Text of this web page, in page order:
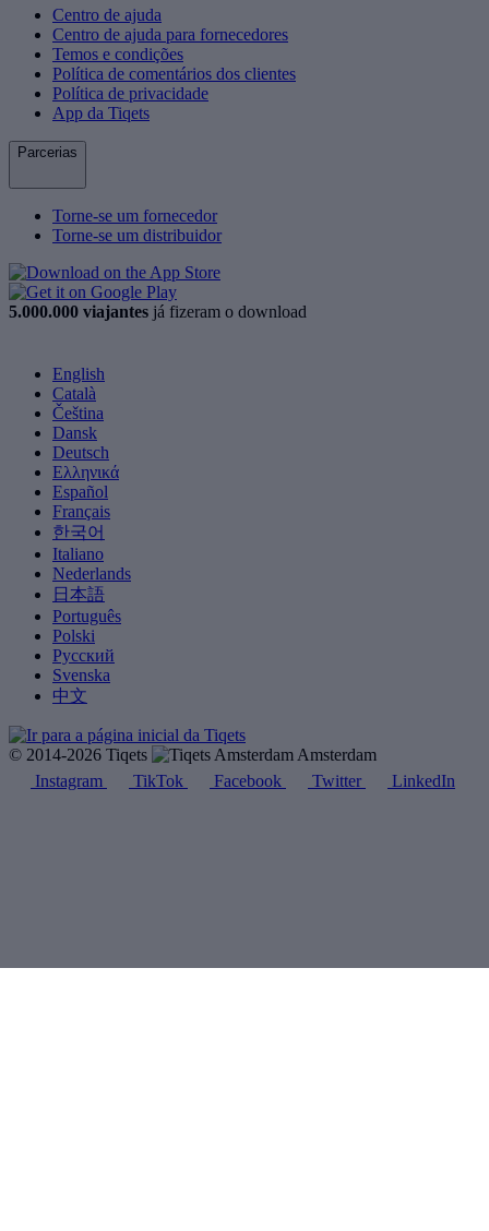
Centro de ajuda
Centro de ajuda para fornecedores
Temos e condições
Política de comentários dos clientes
Política de privacidade
App da Tiqets
Parcerias
Torne-se um fornecedor
Torne-se um distribuidor
5.000.000 viajantes já fizeram o download
English
Català
Čeština
Dansk
Deutsch
Ελληνικά
Español
Français
한국어
Italiano
Nederlands
日本語
Português
Polski
Русский
Svenska
中文
© 2014-2026 Tiqets
Amsterdam
Instagram
TikTok Facebook Twitter LinkedIn